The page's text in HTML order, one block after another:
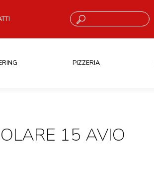
Cosa stai cercando?
PIZZERIA
15 AVIO